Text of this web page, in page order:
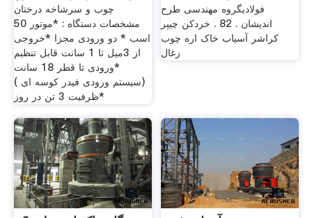
چوب و سرشاخه درختان
مشخصات دستگاه : *موتور 50
اسب * دو ورودی مجزا *خروجی
از 3میل تا 1 سانت قابل تنظیم
*ورودی تا قطر 18 سانت
(سیستم ورودی فیدر کوسه ای )
*ظرفیت 3 تن در روز
فولادیگروه مهندسی طرح
اندیشان . 82 . خردکن چیپر
کراشر آسیاب خاک اره چوب
زغال